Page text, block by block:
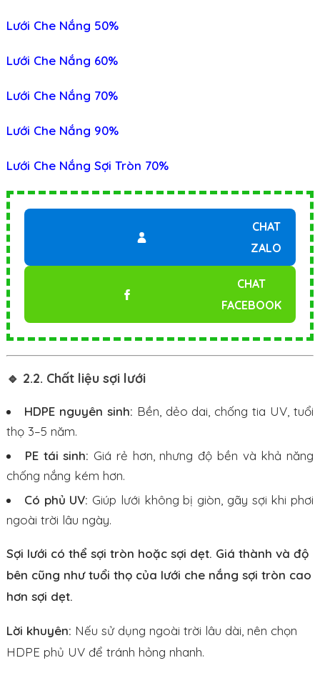
Lưới Che Nắng 50%
Lưới Che Nắng 60%
Lưới Che Nắng 70%
Lưới Che Nắng 90%
Lưới Che Nắng Sợi Tròn 70%
CHAT
ZALO
CHAT
FACEBOOK
🔹 2.2. Chất liệu sợi lưới
HDPE nguyên sinh: Bền, dẻo dai, chống tia UV, tuổi
thọ 3–5 năm.
PE tái sinh: Giá rẻ hơn, nhưng độ bền và khả năng
chống nắng kém hơn.
Có phủ UV: Giúp lưới không bị giòn, gãy sợi khi phơi
ngoài trời lâu ngày.
Sợi lưới có thể sợi tròn hoặc sợi dẹt. Giá thành và độ
bên cũng như tuổi thọ của lưới che nắng sợi tròn cao
hơn sợi dẹt.
Lời khuyên: Nếu sử dụng ngoài trời lâu dài, nên chọn
HDPE phủ UV để tránh hỏng nhanh.